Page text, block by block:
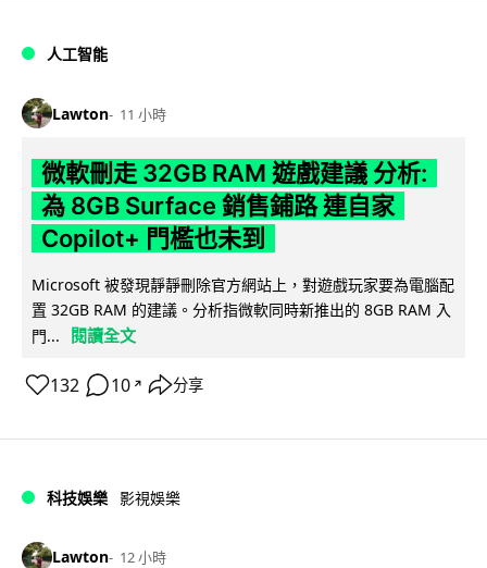
人工智能
Lawton 11 小時
微軟刪走 32GB RAM 遊戲建議 分析:
為 8GB Surface 銷售鋪路 連自家
Copilot+ 門檻也未到
Microsoft 被發現靜靜刪除官方網站上，對遊戲玩家要為電腦配
置 32GB RAM 的建議。分析指微軟同時新推出的 8GB RAM 入
門...
閱讀全文
132 10 ↗ 分享
科技娛樂 影視娛樂
Lawton 12 小時